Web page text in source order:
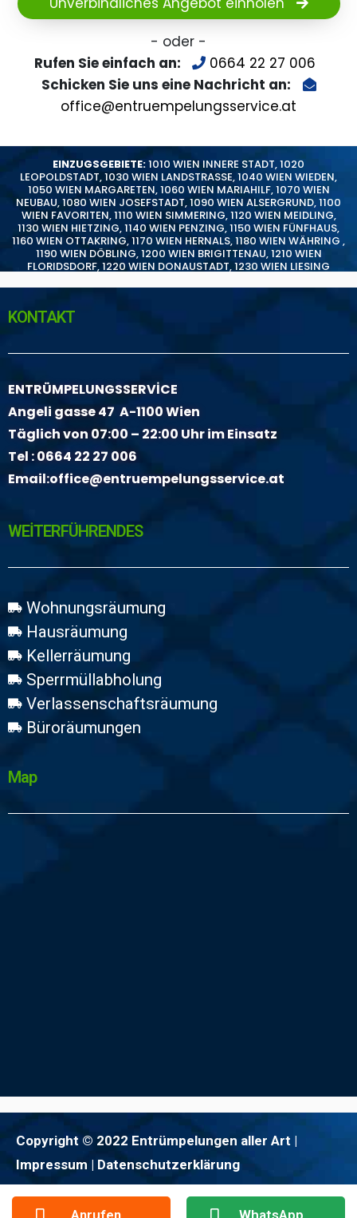
- oder -
Rufen Sie einfach an:
0664 22 27 006
Schicken Sie uns eine Nachricht an:
office@entruempelungsservice.at
EINZUGSGEBIETE:1010 WIEN INNERE STADT,1020
LEOPOLDSTADT,1030 WIEN LANDSTRASSE,1040 WIEN WIEDEN,
1050 WIEN MARGARETEN,1060 WIEN MARIAHILF,1070 WIEN
NEUBAU,1080 WIEN JOSEFSTADT,1090 WIEN ALSERGRUND,1100
WIEN FAVORITEN,1110 WIEN SIMMERING,1120 WIEN MEIDLING,
1130 WIEN HIETZING,1140 WIEN PENZING,1150 WIEN FÜNFHAUS,
1160 WIEN OTTAKRING,1170 WIEN HERNALS,1180 WIEN WÄHRING ,
1190 WIEN DÖBLING,1200 WIEN BRIGITTENAU,1210 WIEN
FLORIDSDORF,1220 WIEN DONAUSTADT,1230 WIEN LIESING
KONTAKT
ENTRÜMPELUNGSSERVİCE
Angeli gasse 47 A-1100 Wien
Täglich von 07:00 – 22:00 Uhr im Einsatz
Tel :0664 22 27 006
Email:office@entruempelungsservice.at
WEİTERFÜHRENDES
Wohnungsräumung
Hausräumung
Kellerräumung
Sperrmüllabholung
Verlassenschaftsräumung
Büroräumungen
Map
Copyright © 2022 Entrümpelungen aller Art |
Impressum | Datenschutzerklärung
Anrufen WhatsApp